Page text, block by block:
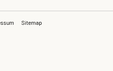
Sitemap